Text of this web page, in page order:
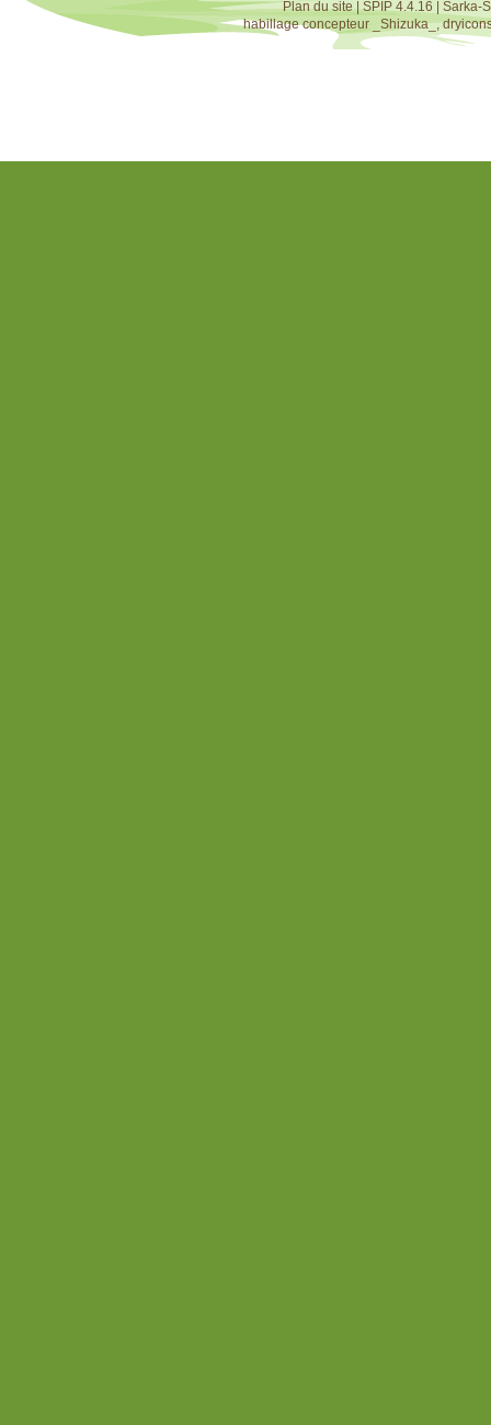
Plan du site|SPIP 4.4.16
Sarka-
habillage concepteur
_Shizuka_,